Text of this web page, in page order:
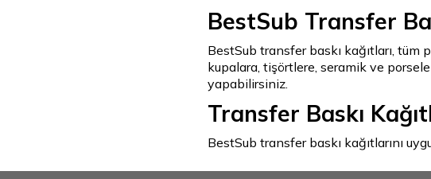
BestSub Transfer
BestSub transfer baskı kağıtları,
kupalara, tişörtlere, seramik ve
yapabilirsiniz.
Transfer Baskı
BestSub transfer baskı kağıtlarını